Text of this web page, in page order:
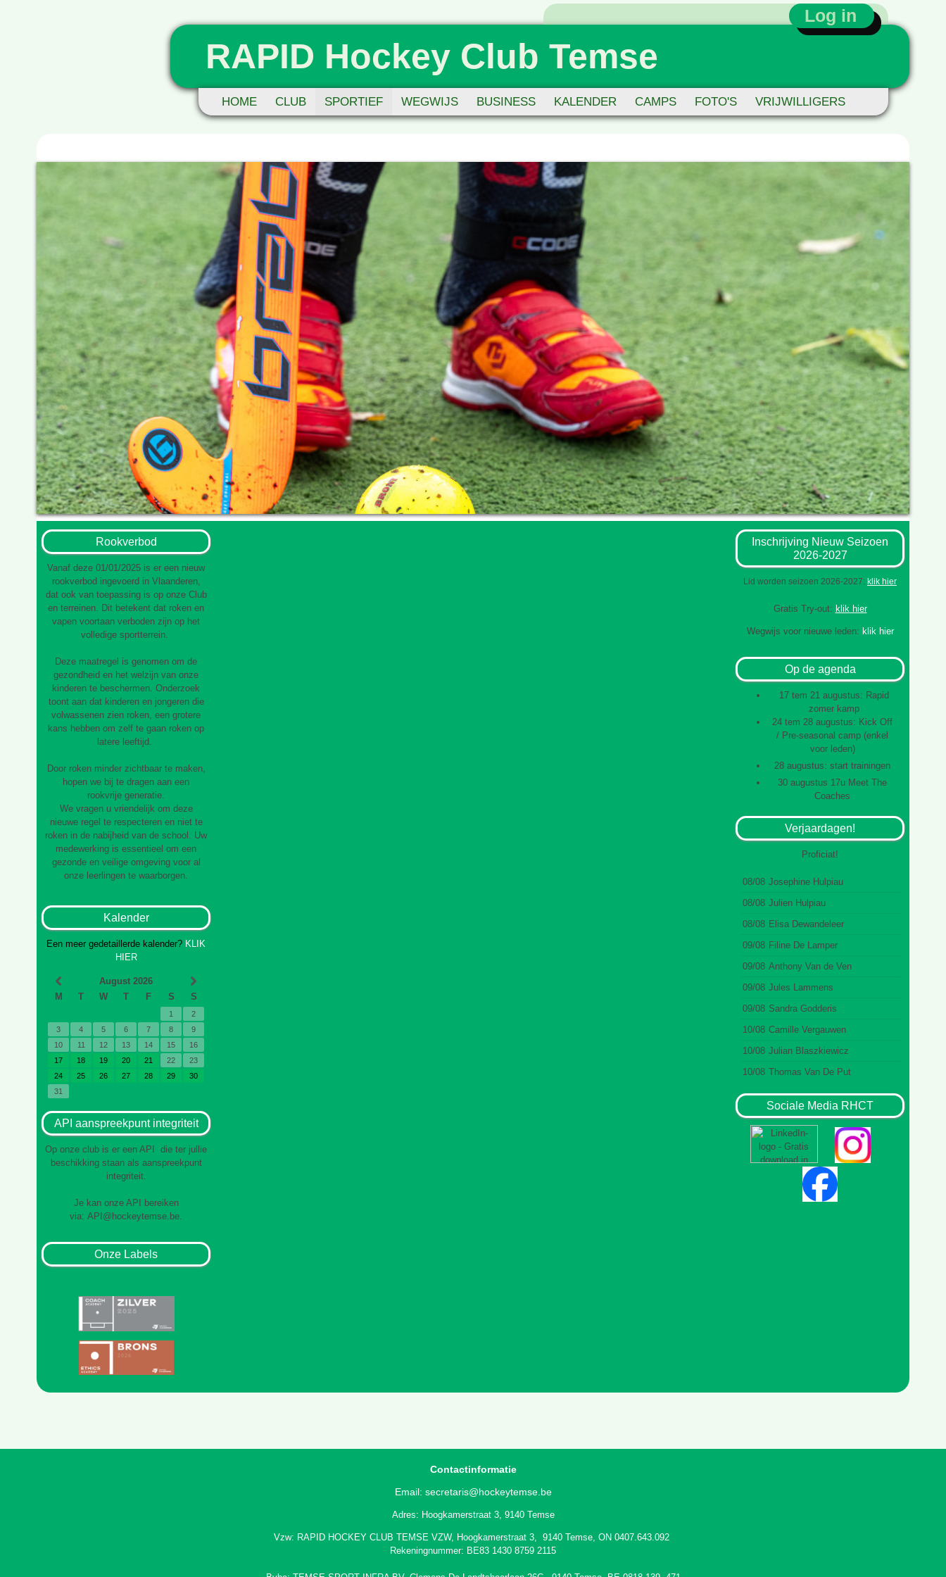
Log in
RAPID Hockey Club Temse
HOME CLUB SPORTIEF WEGWIJS BUSINESS KALENDER CAMPS FOTO'S VRIJWILLIGERS
Rookverbod
Vanaf deze 01/01/2025 is er een nieuw
rookverbod ingevoerd in Vlaanderen,
dat ook van toepassing is op onze Club
en terreinen. Dit betekent dat roken en
vapen voortaan verboden zijn op het
volledige sportterrein.
Deze maatregel is genomen om de
gezondheid en het welzijn van onze
kinderen te beschermen. Onderzoek
toont aan dat kinderen en jongeren die
volwassenen zien roken, een grotere
kans hebben om zelf te gaan roken op
latere leeftijd.
Door roken minder zichtbaar te maken,
hopen we bij te dragen aan een
rookvrije generatie.
We vragen u vriendelijk om deze
nieuwe regel te respecteren en niet te
roken in de nabijheid van de school. Uw
medewerking is essentieel om een
gezonde en veilige omgeving voor al
onze leerlingen te waarborgen.
Kalender
Een meer gedetaillerde kalender? KLIK
HIER
August 2026
M
T W T F S S
1
2
3
4 5 6 7 8
9
10
11 12 13 14 15
16
17
18 19 20 21 22
23
24
25 26 27 28 29
30
31
API aanspreekpunt integriteit
Op onze club is er een API die ter jullie
beschikking staan als aanspreekpunt
integriteit.
Je kan onze API bereiken
via: API@hockeytemse.be.
Onze Labels
Inschrijving Nieuw Seizoen
2026-2027
Lid worden seizoen 2026-2027: klik hier
Gratis Try-out: klik hier
Wegwijs voor nieuwe leden: klik hier
Op de agenda
17 tem 21 augustus: Rapid
zomer kamp
24 tem 28 augustus: Kick Off
/ Pre-seasonal camp (enkel
voor leden)
28 augustus: start trainingen
30 augustus 17u Meet The
Coaches
Verjaardagen!
Proficiat!
08/08 Josephine Hulpiau
08/08 Julien Hulpiau
08/08 Elisa Dewandeleer
09/08 Filine De Lamper
09/08 Anthony Van de Ven
09/08 Jules Lammens
09/08 Sandra Godderis
10/08 Camille Vergauwen
10/08 Julian Blaszkiewicz
10/08 Thomas Van De Put
Sociale Media RHCT
Contactinformatie
Email: secretaris@hockeytemse.be
Adres: Hoogkamerstraat 3, 9140 Temse
Vzw: RAPID HOCKEY CLUB TEMSE VZW, Hoogkamerstraat 3, 9140 Temse, ON 0407.643.092
Rekeningnummer: BE83 1430 8759 2115